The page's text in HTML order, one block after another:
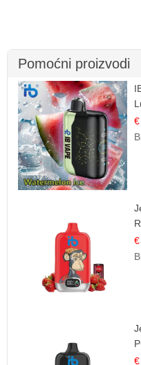
Pomoćni proizvodi